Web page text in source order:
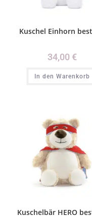
Kuschel Einhorn
34,00 €
In den Warenkorb
Kuschelbär HERO